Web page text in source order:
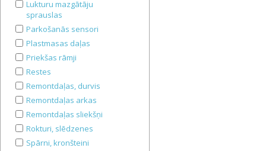
Lukturu mazgātāju
sprauslas
Parkošanās sensori
Plastmasas daļas
Priekšas rāmji
Restes
Remontdaļas, durvis
Remontdaļas arkas
Remontdaļas sliekšņi
Rokturi, slēdzenes
Spārni, kronšteini